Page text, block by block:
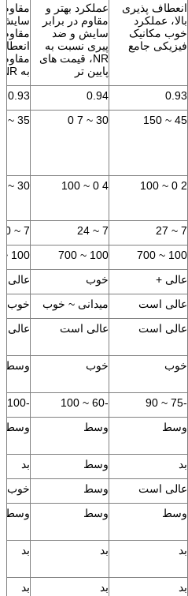
انعطاف پذیری
بالا، عملکرد
خوب مکانیک
فیزیکی جامع
عملکرد بهتر و
مقاوم در برابر
سایش و ضد
پیری نسبت به
NR، قیمت های
پایین تر
مقاوم
مقاوم
به NR
0.93
0.94
0.93
45 ~ 150
30 ~ 7 0
35 ~ 55
2 0 ~ 100
4 0 ~ 100
30 ~ 100
7 ~ 27
7 ~ 24
7 ~ 20
100 ~ 700
100 ~ 700
100 ~ 700
عالی + خوب
عالی
عالی است میدانی ~ خوب
خوب
عالی است عالی است عالی
خوب خوب وسط
-75 ~ 90
-60 ~ 100
-100 ~ 100
وسط وسط وسط
بد وسط
بد
عالی است وسط
خوب
وسط وسط وسط
بد بد بد
بد بد بد